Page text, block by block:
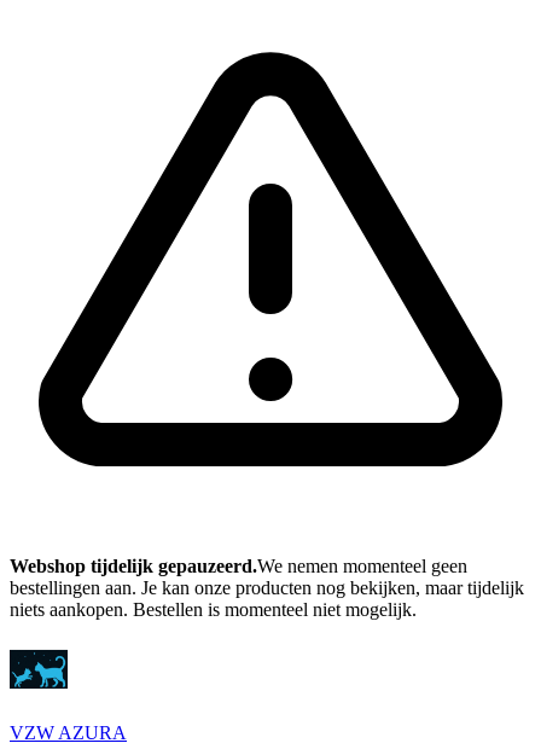
Webshop tijdelijk gepauzeerd.We nemen momenteel geen
bestellingen aan. Je kan onze producten nog bekijken, maar tijdelijk
niets aankopen. Bestellen is momenteel niet mogelijk.
VZW AZURA